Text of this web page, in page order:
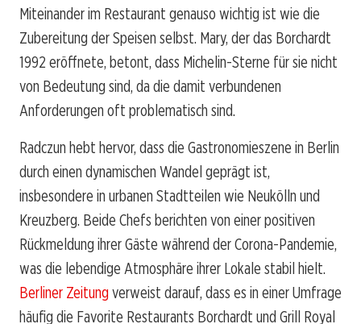
Miteinander im Restaurant genauso wichtig ist wie die
Zubereitung der Speisen selbst. Mary, der das Borchardt
1992 eröffnete, betont, dass Michelin-Sterne für sie nicht
von Bedeutung sind, da die damit verbundenen
Anforderungen oft problematisch sind.
Radczun hebt hervor, dass die Gastronomieszene in Berlin
durch einen dynamischen Wandel geprägt ist,
insbesondere in urbanen Stadtteilen wie Neukölln und
Kreuzberg. Beide Chefs berichten von einer positiven
Rückmeldung ihrer Gäste während der Corona-Pandemie,
was die lebendige Atmosphäre ihrer Lokale stabil hielt.
Berliner Zeitung verweist darauf, dass es in einer Umfrage
häufig die Favorite Restaurants Borchardt und Grill Royal